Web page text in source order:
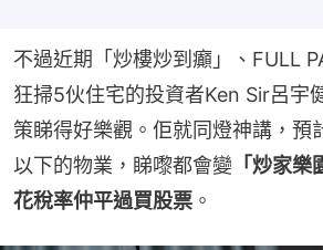
不過近期「炒樓炒到癲」、FULL
狂掃5伙住宅的投資者Ken Sir呂宇
策睇得好樂觀。佢就同燈神講，預
以下的物業，睇嚟都會變 「炒家
花稅率仲平過買股票 。